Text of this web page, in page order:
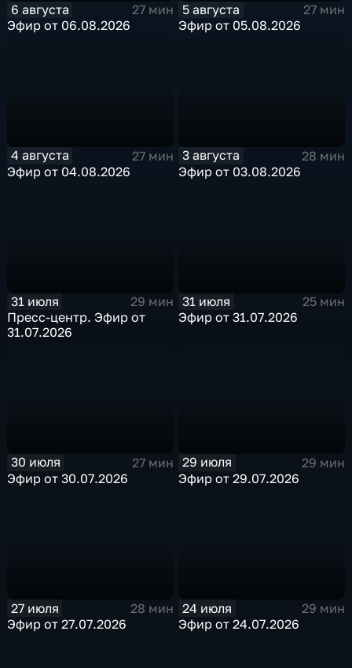
6 августа
27 мин
Эфир от 06.08.2026
5 августа
27 мин
Эфир от 05.08.2026
4 августа
27 мин
Эфир от 04.08.2026
3 августа
28 мин
Эфир от 03.08.2026
31 июля
29 мин
Пресс-центр. Эфир от
31.07.2026
31 июля
25 мин
Эфир от 31.07.2026
30 июля
27 мин
Эфир от 30.07.2026
29 июля
29 мин
Эфир от 29.07.2026
27 июля
28 мин
Эфир от 27.07.2026
24 июля
29 мин
Эфир от 24.07.2026